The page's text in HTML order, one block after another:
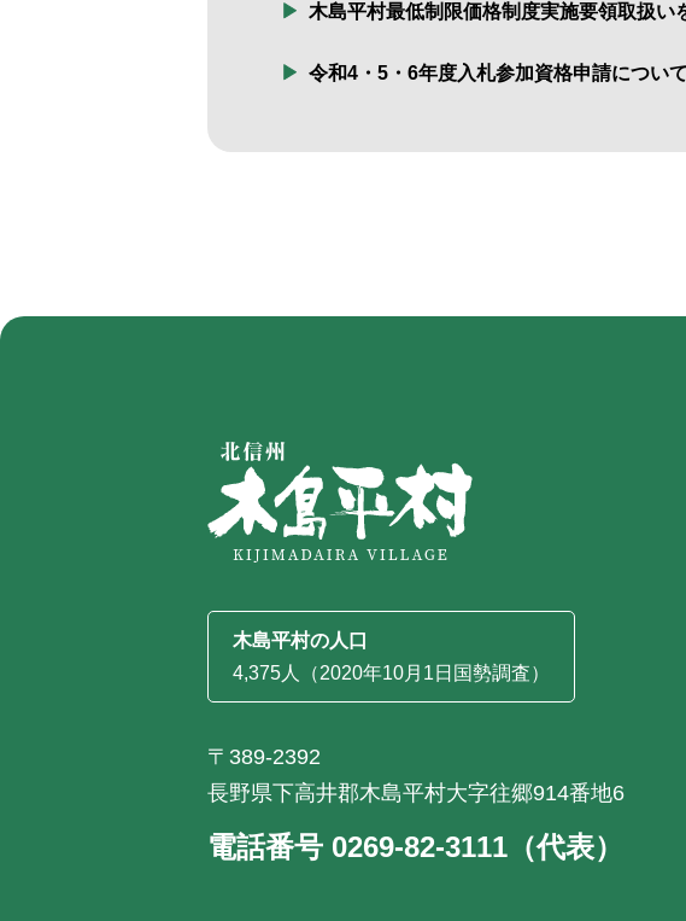
木島平村最低制限価格制度実施要領取扱い
令和4・5・6年度入札参加資格申請について
木島平村の人口
4,375人（2020年10月1日国勢調査）
〒389-2392
長野県下高井郡木島平村大字往郷914番地6
電話番号 0269-82-3111（代表）